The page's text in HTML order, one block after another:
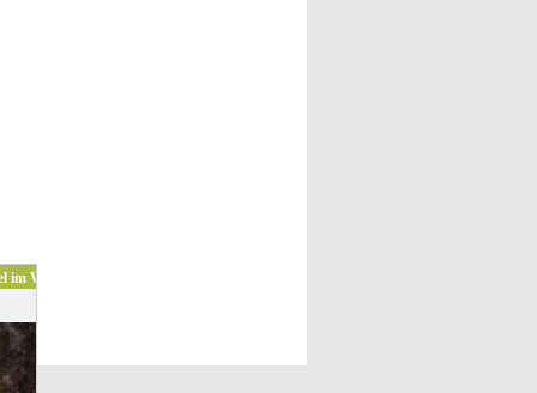
im Westerwald